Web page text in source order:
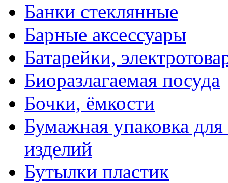
Банки стеклянные
Барные аксессуары
Батарейки,
Биоразлагаемая посуда
Бочки, ёмкости
Бумажная упаковка
изделий
Бутылки пластик